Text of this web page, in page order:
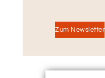
Zum Newsletter